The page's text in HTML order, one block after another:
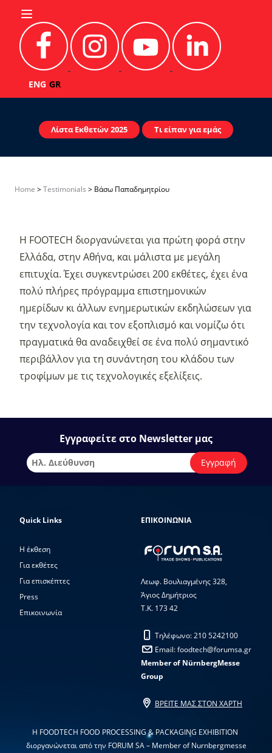
Skip to content
ENG GR
Λίστα Εκθετών 2025 Τι είπαν για εμάς
Home >Testimonials > Βάσω Παπαδημητρίου
H FOOTECH διοργανώνεται για πρώτη φορά στην
Ελλάδα, στην Αθήνα, και μάλιστα με μεγάλη
επιτυχία. Έχει συγκεντρώσει 200 εκθέτες, έχει ένα
πολύ πλήρες πρόγραμμα επιστημονικών
ημερίδων κι άλλων ενημερωτικών εκδηλώσεων για
την τεχνολογία και τον εξοπλισμό και νομίζω ότι
πραγματικά θα αναδειχθεί σε ένα πολύ σημαντικό
περιβάλλον για τη συνάντηση του κλάδου των
τροφίμων με τις τεχνολογικές εξελίξεις.
Εγγραφείτε στο Newsletter μας
Quick Links
H έκθεση
Για εκθέτες
Για επισκέπτες
Press
Επικοινωνία
ΕΠΙΚΟΙΝΩΝΙΑ
Λεωφ. Βουλιαγμένης 328,
Άγιος Δημήτριος
Τ.Κ. 173 42
Τηλέφωνο: 210 5242100
Email: foodtech@forumsa.gr
Member of NürnbergMesse
Group
ΒΡΕΙΤΕ ΜΑΣ ΣΤΟΝ ΧΑΡΤΗ
Η FOODTECH FOOD PROCESSING & PACKAGING EXHIBITION
διοργανώνεται από την FORUM SA – Member of Nurnbergmesse